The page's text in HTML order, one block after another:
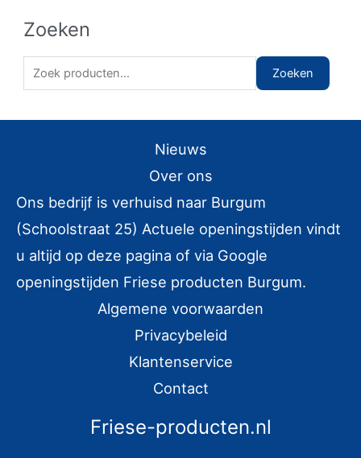
Zoeken
Zoeken naar: Zoeken
Nieuws
Over ons
Ons bedrijf is verhuisd naar Burgum
(Schoolstraat 25) Actuele openingstijden vindt
u altijd op deze pagina of via Google
openingstijden Friese producten Burgum.
Algemene voorwaarden
Privacybeleid
Klantenservice
Contact
Friese-producten.nl